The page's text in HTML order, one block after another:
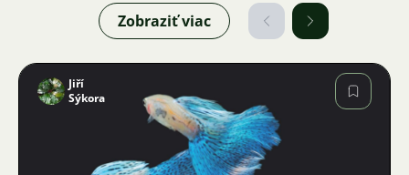
Zobraziť viac
Obrázok
Jiří
Sýkora